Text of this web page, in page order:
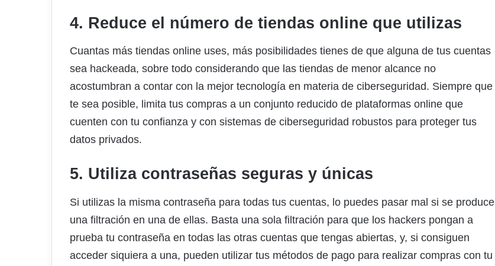
4. Reduce el número de tiendas online que utilizas
Cuantas más tiendas online uses, más posibilidades tienes de que alguna de tus cuentas
sea hackeada, sobre todo considerando que las tiendas de menor alcance no
acostumbran a contar con la mejor tecnología en materia de ciberseguridad. Siempre que
te sea posible, limita tus compras a un conjunto reducido de plataformas online que
cuenten con tu confianza y con sistemas de ciberseguridad robustos para proteger tus
datos privados.
5. Utiliza contraseñas seguras y únicas
Si utilizas la misma contraseña para todas tus cuentas, lo puedes pasar mal si se produce
una filtración en una de ellas. Basta una sola filtración para que los hackers pongan a
prueba tu contraseña en todas las otras cuentas que tengas abiertas, y, si consiguen
acceder siquiera a una, pueden utilizar tus métodos de pago para realizar compras con tu